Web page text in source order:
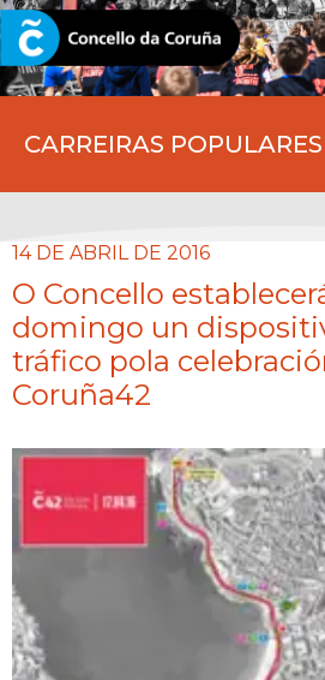
CARREIRAS POPULARES
CORUNA.GAL
14 DE ABRIL DE 2016
O Concello
domingo un
tráfico pola
Coruña42